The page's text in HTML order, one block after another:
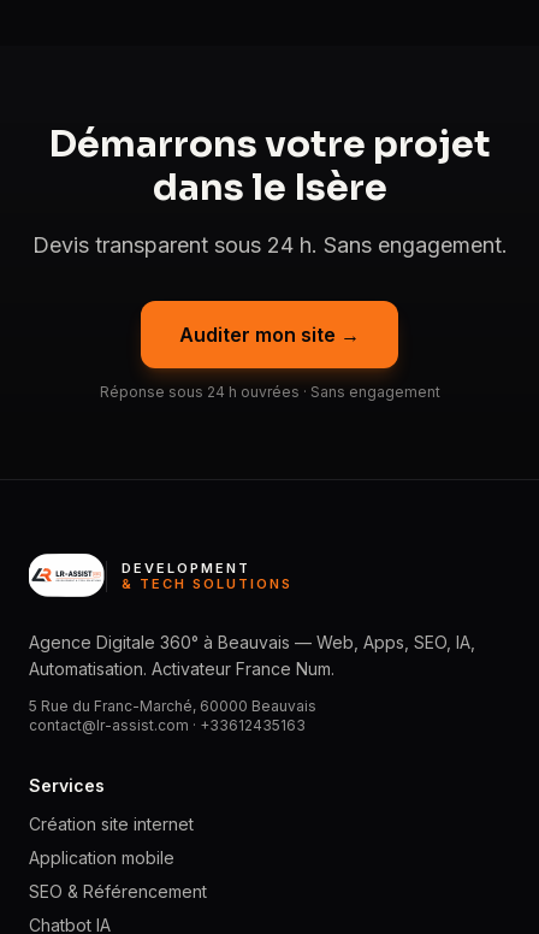
Démarrons votre projet
dans le Isère
Devis transparent sous 24 h. Sans engagement.
Auditer mon site →
Réponse sous 24 h ouvrées · Sans engagement
DEVELOPMENT
& TECH SOLUTIONS
Agence Digitale 360° à Beauvais — Web, Apps, SEO, IA,
Automatisation. Activateur France Num.
5 Rue du Franc-Marché, 60000 Beauvais
contact@lr-assist.com · +33612435163
Services
Création site internet
Application mobile
SEO & Référencement
Chatbot IA